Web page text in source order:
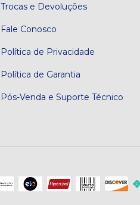
Trocas e Devoluções
Fale Conosco
Política de Privacidade
Política de Garantia
Pós-Venda e Suporte Técnico